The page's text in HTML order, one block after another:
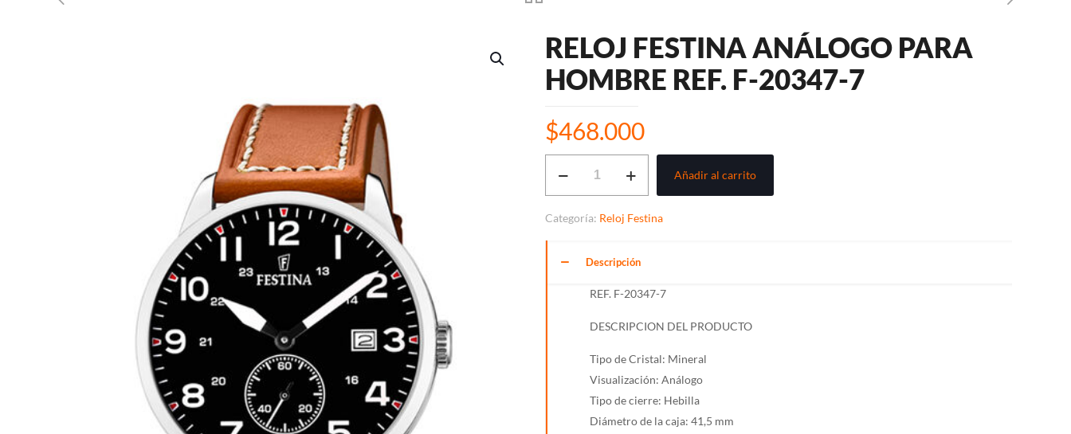
RELOJ FESTINA ANÁLOGO PARA
HOMBRE REF. F-20347-7
$468.000
PARA
REF.
Añadir al carrito
Categoría: Reloj Festina
Descripción
REF. F-20347-7
DESCRIPCION DEL PRODUCTO
Tipo de Cristal: Mineral
Visualización: Análogo
Tipo de cierre: Hebilla
Diámetro de la caja: 41,5 mm